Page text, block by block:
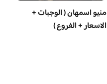
منيو اسمهان ( الوجبات +
الاسعار + الفروع )